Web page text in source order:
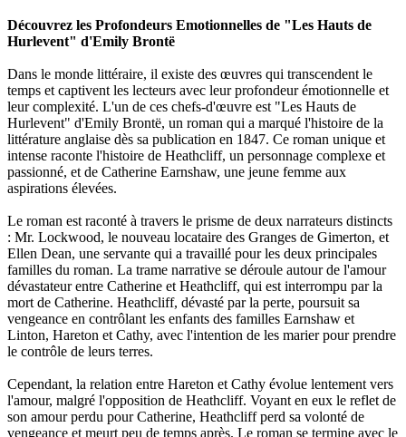
Découvrez les Profondeurs Emotionnelles de "Les Hauts de
Hurlevent" d'Emily Brontë
Dans le monde littéraire, il existe des œuvres qui transcendent le
temps et captivent les lecteurs avec leur profondeur émotionnelle et
leur complexité. L'un de ces chefs-d'œuvre est "Les Hauts de
Hurlevent" d'Emily Brontë, un roman qui a marqué l'histoire de la
littérature anglaise dès sa publication en 1847. Ce roman unique et
intense raconte l'histoire de Heathcliff, un personnage complexe et
passionné, et de Catherine Earnshaw, une jeune femme aux
aspirations élevées.
Le roman est raconté à travers le prisme de deux narrateurs distincts
: Mr. Lockwood, le nouveau locataire des Granges de Gimerton, et
Ellen Dean, une servante qui a travaillé pour les deux principales
familles du roman. La trame narrative se déroule autour de l'amour
dévastateur entre Catherine et Heathcliff, qui est interrompu par la
mort de Catherine. Heathcliff, dévasté par la perte, poursuit sa
vengeance en contrôlant les enfants des familles Earnshaw et
Linton, Hareton et Cathy, avec l'intention de les marier pour prendre
le contrôle de leurs terres.
Cependant, la relation entre Hareton et Cathy évolue lentement vers
l'amour, malgré l'opposition de Heathcliff. Voyant en eux le reflet de
son amour perdu pour Catherine, Heathcliff perd sa volonté de
vengeance et meurt peu de temps après. Le roman se termine avec le